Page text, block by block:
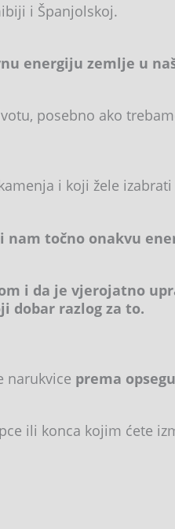
i Španjolskoj.
energiju zemlje u
posebno ako
i koji žele
točno onakvu
i da je vjerojatno
dobar razlog za to.
narukvice prema
ili konca kojim ćete